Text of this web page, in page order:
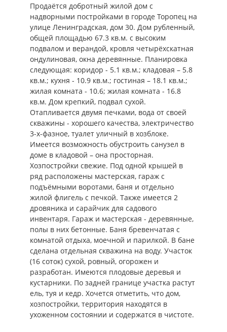
Продаётся добротный жилой дом с
надворными постройками в городе Торопец на
улице Ленинградская, дом 30. Дом рубленный,
общей площадью 67.3 кв.м. с высоким
подвалом и верандой, кровля четырёхскатная
ондулиновая, окна деревянные. Планировка
следующая: коридор - 5.1 кв.м.; кладовая – 5.8
кв.м.; кухня - 10.9 кв.м.; гостиная – 18.1 кв.м.;
жилая комната - 10.6; жилая комната - 16.8
кв.м. Дом крепкий, подвал сухой.
Отапливается двумя печками, вода от своей
скважины - хорошего качества, электричество
3-х-фазное, туалет уличный в хозблоке.
Имеется возможность обустроить санузел в
доме в кладовой – она просторная.
Хозпостройки свежие. Под одной крышей в
ряд расположены мастерская, гараж с
подъёмными воротами, баня и отдельно
жилой флигель с печкой. Также имеется 2
дровяника и сарайчик для садового
инвентаря. Гараж и мастерская - деревянные,
полы в них бетонные. Баня бревенчатая с
комнатой отдыха, моечной и парилкой. В бане
сделана отдельная скважина на воду. Участок
(16 соток) сухой, ровный, огорожен и
разработан. Имеются плодовые деревья и
кустарники. По задней границе участка растут
ель, туя и кедр. Хочется отметить, что дом,
хозпостройки, территория находятся в
ухоженном состоянии и содержатся в чистоте.